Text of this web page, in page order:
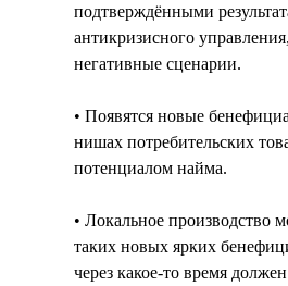
подтверждёнными
антикризисного
негативные сценарии.
• Появятся новые
нишах потребительских
потенциалом найма.
• Локальное производство
таких новых ярких
через какое-то время